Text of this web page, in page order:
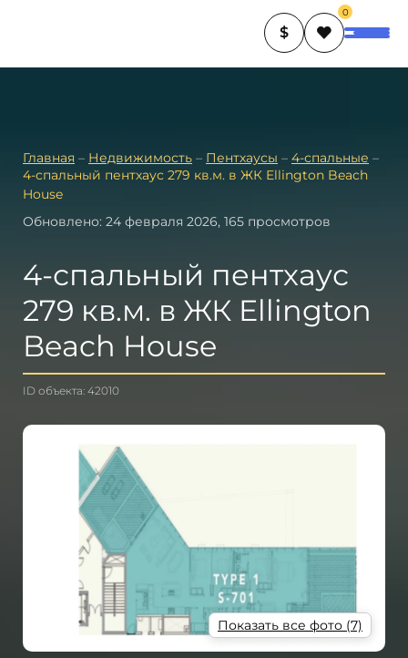
$
0
Главная – Недвижимость – Пентхаусы – 4-спальные –
4-спальный пентхаус 279 кв.м. в ЖК Ellington Beach
House
Обновлено: 24 февраля 2026, 165 просмотров
4-спальный пентхаус
279 кв.м. в ЖК Ellington
Beach House
ID объекта: 42010
Показать все фото (7)